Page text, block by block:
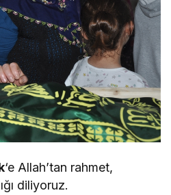
‘e Allah’tan rahmet,
diliyoruz.